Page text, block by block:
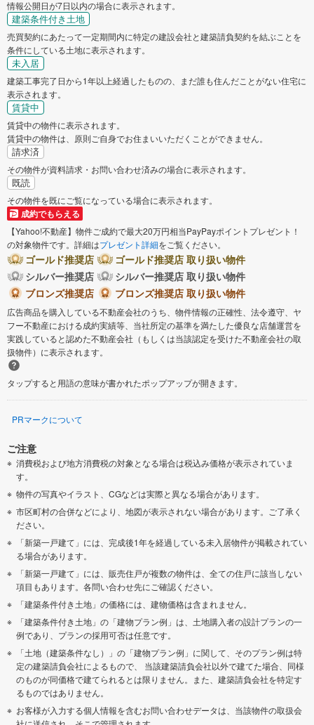
情報公開日が7日以内の場合に表示されます。
建築条件付き土地
売買契約にあたって一定期間内に特定の建設会社と建築請負契約を結ぶことを
条件にしている土地に表示されます。
未入居
建築工事完了日から1年以上経過したものの、まだ誰も住んだことがない住宅に
表示されます。
賃貸中
賃貸中の物件に表示されます。
賃貸中の物件は、原則ご自身でお住まいいただくことができません。
請求済
その物件が資料請求・お問い合わせ済みの場合に表示されます。
既読
その物件を既にご覧になっている場合に表示されます。
成約でもらえる
【Yahoo!不動産】物件ご成約で最大20万円相当PayPayポイントプレゼント！
の対象物件です。詳細はプレゼント詳細をご覧ください。
ゴールド推奨店
ゴールド推奨店 取り扱い物件
シルバー推奨店
シルバー推奨店 取り扱い物件
ブロンズ推奨店
ブロンズ推奨店 取り扱い物件
広告商品を購入している不動産会社のうち、物件情報の正確性、法令遵守、ヤ
フー不動産における成約実績等、当社所定の基準を満たした優良な店舗運営を
実践していると認めた不動産会社（もしくは当該認定を受けた不動産会社の取
扱物件）に表示されます。
タップすると用語の意味が書かれたポップアップが開きます。
PRマークについて
ご注意
消費税および地方消費税の対象となる場合は税込み価格が表示されていま
す。
物件の写真やイラスト、CGなどは実際と異なる場合があります。
市区町村の合併などにより、地図が表示されない場合があります。ご了承く
ださい。
「新築一戸建て」には、完成後1年を経過している未入居物件が掲載されてい
る場合があります。
「新築一戸建て」には、販売住戸が複数の物件は、全ての住戸に該当しない
項目もあります。各問い合わせ先にご確認ください。
「建築条件付き土地」の価格には、建物価格は含まれません。
「建築条件付き土地」の「建物プラン例」は、土地購入者の設計プランの一
例であり、プランの採用可否は任意です。
「土地（建築条件なし）」の「建物プラン例」に関して、そのプラン例は特
定の建築請負会社によるもので、 当該建築請負会社以外で建てた場合、同様
のものが同価格で建てられるとは限りません。また、建築請負会社を特定す
るものではありません。
お客様が入力する個人情報を含むお問い合わせデータは、当該物件の取扱会